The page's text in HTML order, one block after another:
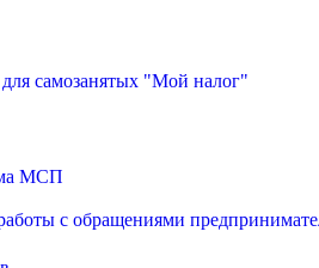
самозанятых "Мой налог"
МСП
с обращениями